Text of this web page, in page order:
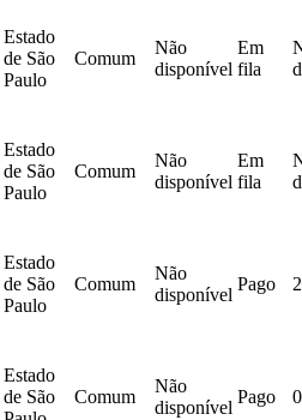
Estado
de São
Paulo
Comum
Não
disponível
Em
fila
Estado
de São
Paulo
Comum
Não
disponível
Em
fila
Estado
de São
Paulo
Comum
Não
disponível
Pago
Estado
de São
Comum
Não
disponível
Pago